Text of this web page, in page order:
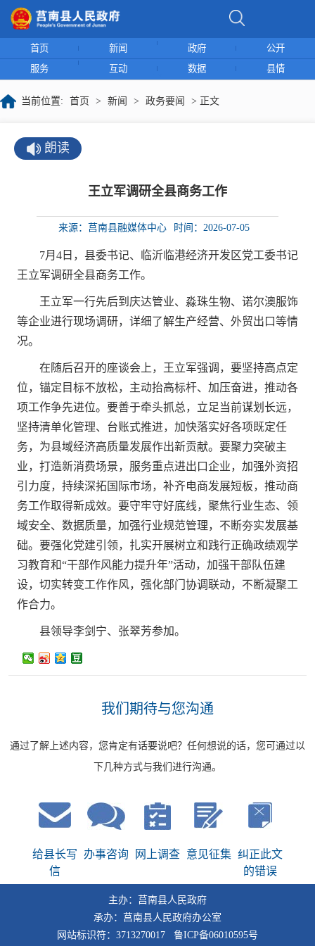
首页 新闻 政府
公开
服务
互动 数据 县情
当前位置: 首页 > 新闻 > 政务要闻 > 正文
朗读
王立军调研全县商务工作
来源：莒南县融媒体中心 时间：2026-07-05
7月4日，县委书记、临沂临港经济开发区党工委书记
王立军调研全县商务工作。
王立军一行先后到庆达管业、淼珠生物、诺尔澳服饰
等企业进行现场调研，详细了解生产经营、外贸出口等情
况。
在随后召开的座谈会上，王立军强调，要坚持高点定
位，锚定目标不放松，主动抬高标杆、加压奋进，推动各
项工作争先进位。要善于牵头抓总，立足当前谋划长远，
坚持清单化管理、台账式推进，加快落实好各项既定任
务，为县域经济高质量发展作出新贡献。要聚力突破主
业，打造新消费场景，服务重点进出口企业，加强外资招
引力度，持续深拓国际市场，补齐电商发展短板，推动商
务工作取得新成效。要守牢守好底线，聚焦行业生态、领
域安全、数据质量，加强行业规范管理，不断夯实发展基
础。要强化党建引领，扎实开展树立和践行正确政绩观学
习教育和“干部作风能力提升年”活动，加强干部队伍建
设，切实转变工作作风，强化部门协调联动，不断凝聚工
作合力。
县领导李剑宁、张翠芳参加。
我们期待与您沟通
通过了解上述内容，您肯定有话要说吧？任何想说的话，您可通过以
下几种方式与我们进行沟通。
给县长写
信
办事咨询 网上调查 意见征集 纠正此文
的错误
主办：莒南县人民政府
承办：莒南县人民政府办公室
网站标识符：3713270017 鲁ICP备06010595号